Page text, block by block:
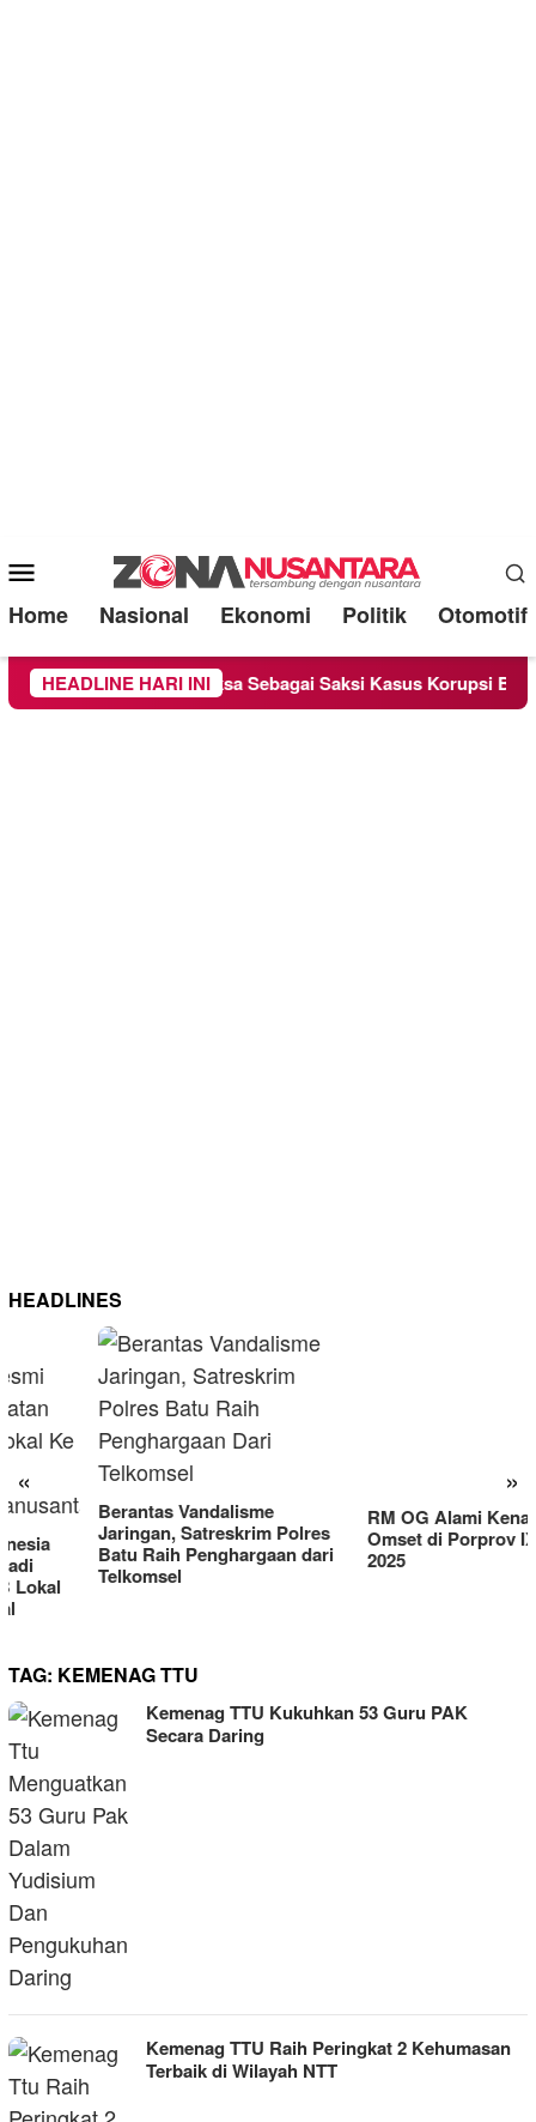
Mobile
Menu
Home Nasional Ekonomi Politik Otomotif
HEADLINE HARI INI
Chandra Diperiksa Sebagai Saksi Kasus Korupsi Bibit
HEADLINES
« »
Berantas Vandalisme
Jaringan, Satreskrim Polres
Batu Raih Penghargaan dari
Telkomsel
RM OG Alami Kenaikan
Omset di Porprov IX Jatim
2025
TAG: KEMENAG TTU
Kemenag TTU Kukuhkan 53 Guru PAK
Secara Daring
Kemenag TTU Raih Peringkat 2 Kehumasan
Terbaik di Wilayah NTT